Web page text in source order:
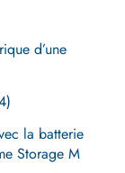
d’une
la batterie
Storage M